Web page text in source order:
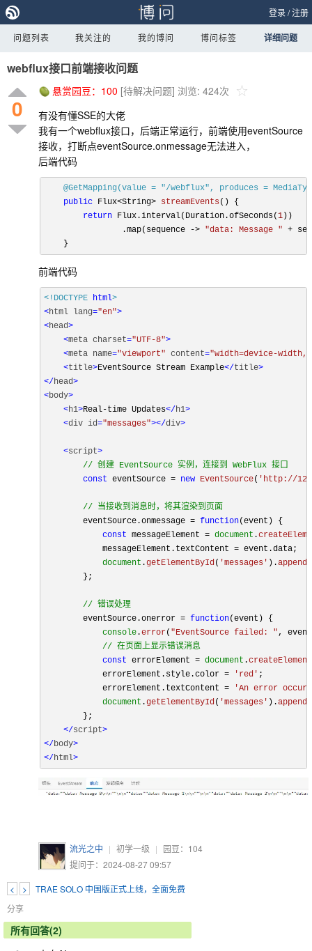
登录/注册
问题列表 我关注的 我的博问 博问标签 详细问题
webflux接口前端接收问题
0
悬赏园豆： 100 [待解决问题] 浏览: 424次
有没有懂SSE的大佬
我有一个webflux接口，后端正常运行，前端使用eventSource
接收，打断点eventSource.onmessage无法进入，
后端代码
@GetMapping(value = "/webflux", produces =
public Flux<String> streamEvents () {
return Flux.interval(Duration.ofSeconds(1))
                .map(sequence ->
"data: Message " +
前端代码
<!DOCTYPE html>
<html lang="en">
<head>
<meta charset="UTF-8">
<meta name="viewport" content="width=device-
<title>EventSource Stream Example</title>
</head>
<body>
<h1>Real-time Updates</h1>
<div id="messages"></div>
<script>
// 创建 EventSource 实例，连接到 WebFlux 接口
const eventSource = new EventSource( 'http://
// 当接收到消息时，将其渲染到页面
        eventSource.
onmessage = function(event ) {
const messageElement = document .
            messageElement.
textContent = event.data;
document .getElementById ( 'messages' ).
        };
// 错误处理
        eventSource.
onerror = function(event ) {
console .error( "EventSource failed: " ,
// 在页面上显示错误消息
const errorElement = document .createElement
            errorElement.
style .color = 'red' ;
            errorElement.
textContent =
'An error
document .getElementById ( 'messages' ).
        };
</script>
</body>
</html>
流光之中 | 初学一级 | 园豆： 104
提问于：2024-08-27 09:57
< >
TRAE SOLO 中国版正式上线，全面免费
分享
所有回答(2)